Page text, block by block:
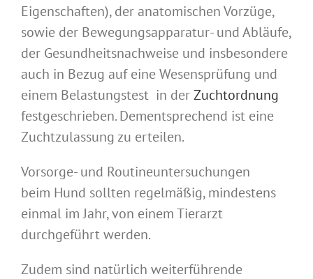
Eigenschaften), der anatomischen Vorzüge,
sowie der Bewegungsapparatur- und Abläufe,
der Gesundheitsnachweise und insbesondere
auch in Bezug auf eine Wesensprüfung und
einem Belastungstest in derZuchtordnung
festgeschrieben. Dementsprechend ist eine
Zuchtzulassung zu erteilen.
Vorsorge- und Routineuntersuchungen
beim Hund sollten regelmäßig, mindestens
einmal im Jahr, von einem Tierarzt
durchgeführt werden.
Zudem sind natürlich weiterführende